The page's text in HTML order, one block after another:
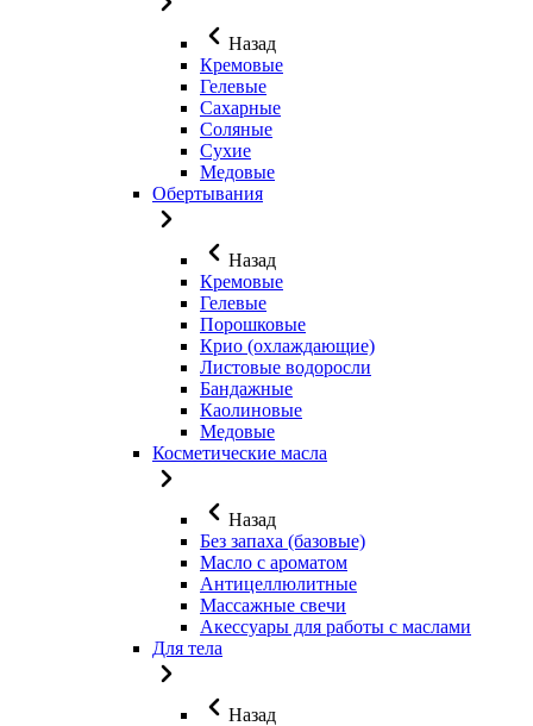
Назад
Кремовые
Гелевые
Сахарные
Соляные
Сухие
Медовые
Обертывания
Назад
Кремовые
Гелевые
Порошковые
Крио (охлаждающие)
Листовые водоросли
Бандажные
Каолиновые
Медовые
Косметические масла
Назад
Без запаха (базовые)
Масло с ароматом
Антицеллюлитные
Массажные свечи
Акессуары для работы с маслами
Для тела
Назад